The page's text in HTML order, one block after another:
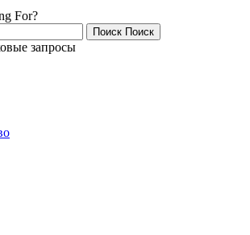
For?
Поиск Поиск
запросы